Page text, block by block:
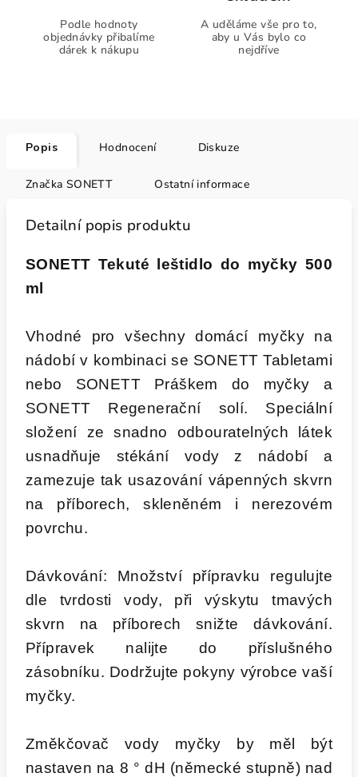
Podle hodnoty
objednávky přibalíme
dárek k nákupu
A uděláme vše pro to,
aby u Vás bylo co
nejdříve
Popis Hodnocení Diskuze
Značka SONETT Ostatní informace
Detailní popis produktu
SONETT Tekuté leštidlo do myčky 500
ml
Vhodné pro všechny domácí myčky na
nádobí v kombinaci se SONETT Tabletami
nebo SONETT Práškem do myčky a
SONETT Regenerační solí. Speciální
složení ze snadno odbouratelných látek
usnadňuje stékání vody z nádobí a
zamezuje tak usazování vápenných skvrn
na příborech, skleněném i nerezovém
povrchu.
Dávkování: Množství přípravku regulujte
dle tvrdosti vody, při výskytu tmavých
skvrn na příborech snižte dávkování.
Přípravek nalijte do příslušného
zásobníku. Dodržujte pokyny výrobce vaší
myčky.
Změkčovač vody myčky by měl být
nastaven na 8 ° dH (německé stupně) nad